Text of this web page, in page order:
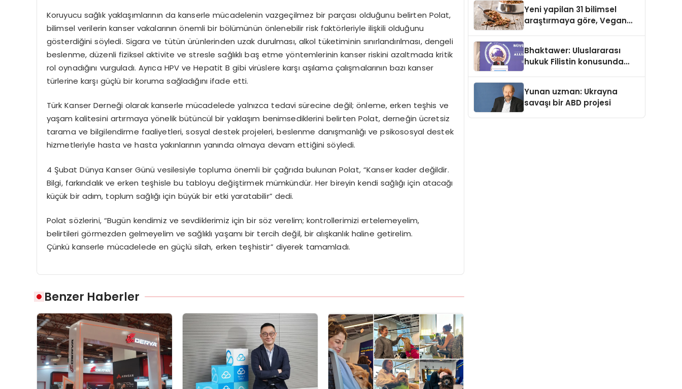
Koruyucu sağlık yaklaşımlarının da kanserle mücadelenin vazgeçilmez bir parçası olduğunu belirten Polat,
bilimsel verilerin kanser vakalarının önemli bir bölümünün önlenebilir risk faktörleriyle ilişkili olduğunu
gösterdiğini söyledi. Sigara ve tütün ürünlerinden uzak durulması, alkol tüketiminin sınırlandırılması, dengeli
beslenme, düzenli fiziksel aktivite ve stresle sağlıklı baş etme yöntemlerinin kanser riskini azaltmada kritik
rol oynadığını vurguladı. Ayrıca HPV ve Hepatit B gibi virüslere karşı aşılama çalışmalarının bazı kanser
türlerine karşı güçlü bir koruma sağladığını ifade etti.
Türk Kanser Derneği olarak kanserle mücadelede yalnızca tedavi sürecine değil; önleme, erken teşhis ve
yaşam kalitesini artırmaya yönelik bütüncül bir yaklaşım benimsediklerini belirten Polat, derneğin ücretsiz
tarama ve bilgilendirme faaliyetleri, sosyal destek projeleri, beslenme danışmanlığı ve psikososyal destek
hizmetleriyle hasta ve hasta yakınlarının yanında olmaya devam ettiğini söyledi.
4 Şubat Dünya Kanser Günü vesilesiyle topluma önemli bir çağrıda bulunan Polat, “Kanser kader değildir.
Bilgi, farkındalık ve erken teşhisle bu tabloyu değiştirmek mümkündür. Her bireyin kendi sağlığı için atacağı
küçük bir adım, toplum sağlığı için büyük bir etki yaratabilir” dedi.
Polat sözlerini, “Bugün kendimiz ve sevdiklerimiz için bir söz verelim; kontrollerimizi ertelemeyelim,
belirtileri görmezden gelmeyelim ve sağlıklı yaşamı bir tercih değil, bir alışkanlık haline getirelim.
Çünkü kanserle mücadelede en güçlü silah, erken teşhistir” diyerek tamamladı.
Benzer Haberler
Yeni yapilan 31 bilimsel
araştırmaya göre, Vegan
Sindirildiğini Ortaya Koydu
Bhaktawer: Uluslararası
hukuk Filistin konusunda
Yunan uzman: Ukrayna
savaşı bir ABD projesi